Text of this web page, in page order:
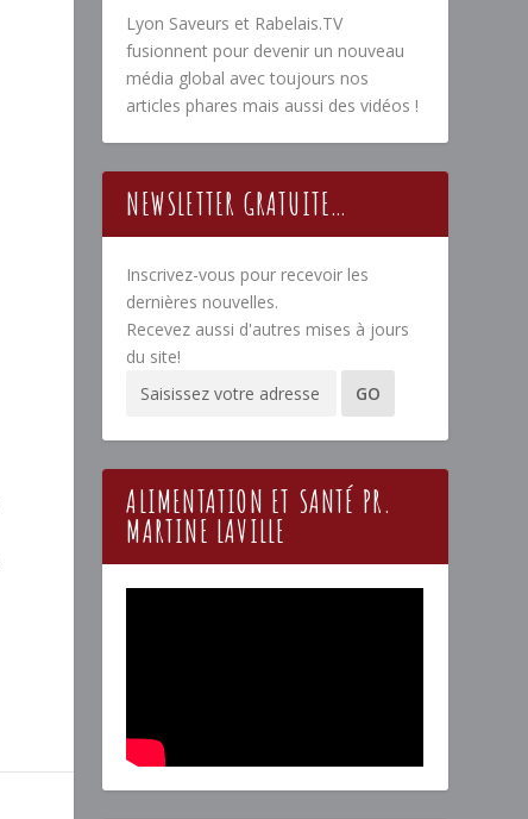
Lyon Saveurs et Rabelais.TV
fusionnent pour devenir un nouveau
média global avec toujours nos
articles phares mais aussi des vidéos !
NEWSLETTER GRATUITE…
Inscrivez-vous pour recevoir les
dernières nouvelles.
Recevez aussi d'autres mises à jours
du site!
ALIMENTATION ET SANTÉ PR.
MARTINE LAVILLE